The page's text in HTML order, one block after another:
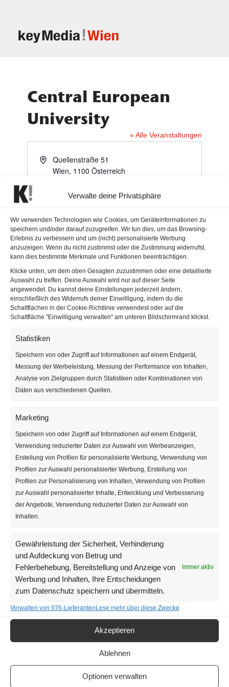
Verwalte deine Privatsphäre
Wir verwenden Technologien wie Cookies, um Geräteinformationen zu
speichern und/oder darauf zuzugreifen. Wir tun dies, um das Browsing-
Erlebnis zu verbessern und um (nicht) personalisierte Werbung
anzuzeigen. Wenn du nicht zustimmst oder die Zustimmung widerrufst,
kann dies bestimmte Merkmale und Funktionen beeinträchtigen.
Klicke unten, um dem oben Gesagten zuzustimmen oder eine detaillierte
Auswahl zu treffen. Deine Auswahl wird nur auf dieser Seite
angewendet. Du kannst deine Einstellungen jederzeit ändern,
einschließlich des Widerrufs deiner Einwilligung, indem du die
Schaltflächen in der Cookie-Richtlinie verwendest oder auf die
Schaltfläche "Einwilligung verwalten" am unteren Bildschirmrand klickst.
Statistiken
Speichern von oder Zugriff auf Informationen auf einem Endgerät,
Messung der Werbeleistung, Messung der Performance von Inhalten,
Analyse von Zielgruppen durch Statistiken oder Kombinationen von
Daten aus verschiedenen Quellen.
Marketing
Speichern von oder Zugriff auf Informationen auf einem Endgerät,
Verwendung reduzierter Daten zur Auswahl von Werbeanzeigen,
Erstellung von Profilen für personalisierte Werbung, Verwendung von
Profilen zur Auswahl personalisierter Werbung, Erstellung von
Profilen zur Personalisierung von Inhalten, Verwendung von Profilen
zur Auswahl personalisierter Inhalte, Entwicklung und Verbesserung
der Angebote, Verwendung reduzierter Daten zur Auswahl von
Inhalten.
Gewährleistung der Sicherheit, Verhinderung
und Aufdeckung von Betrug und
Fehlerbehebung, Bereitstellung und Anzeige von
Werbung und Inhalten, Ihre Entscheidungen
zum Datenschutz speichern und übermitteln.
Immer aktiv
Verwalten von 976-LieferantenLese mehr über diese Zwecke
Akzeptieren
Ablehnen
Optionen verwalten
Central European
University
« Alle Veranstaltungen
AdresseQuellenstraße 51
Wien, 1100 Österreich
Der Wiener Campus der Central
European University (CEU) befindet
sich in Favoriten. Das Auditorium
fasst 200 Sitzplätze. Außerhalb der
Unterrichtszeiten gibt es Zugang zu
Lern- und Sozialräumen, einer
Bibliothek, Computerräumen und
einem Café.
15.03.2024 - 09.08.2026
Datum
wählen.
März 2024
FR.
15
15. März 2024 | 14:00-18:00
51, Wien, Österreich